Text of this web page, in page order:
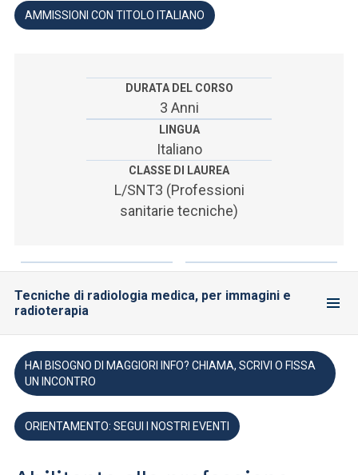
ACCEDI A CLOUDMAIL
AMMISSIONI CON TITOLO ITALIANO
DURATA DEL CORSO
3 Anni
LINGUA
Italiano
CLASSE DI LAUREA
L/SNT3 (Professioni
sanitarie tecniche)
Tecniche di radiologia medica, per immagini e
radioterapia
HAI BISOGNO DI MAGGIORI INFO? CHIAMA, SCRIVI O FISSA
UN INCONTRO
ORIENTAMENTO: SEGUI I NOSTRI EVENTI